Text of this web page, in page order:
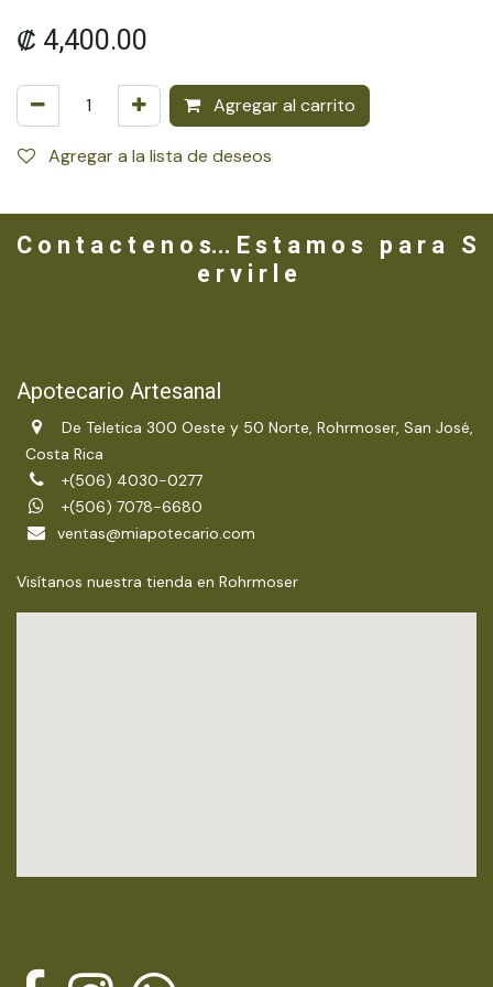
₡ 4,400.00
Agregar al carrito
Agregar a la lista de deseos
C o n t a c t e n o s... E s t a m o s p a r a S
e r v i r l e
Apotecario Artesanal
De Teletica 300 Oeste y 50 Norte, Rohrmoser, San José,
Costa Rica
+(506) 4030-0277
+(506) 7078-6680
ventas@miapotecario.com
Visítanos nuestra tienda en Rohrmoser